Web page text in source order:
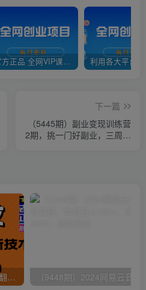
官方正品 全网VIP课程 无损下载~
下一篇
（5445期）副业变现训练营
2期，挑一门好副业，三周干
全网首发，美团饿了么老店翻新最新技术，一单利润300-600